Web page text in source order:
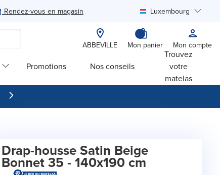
Rendez-vous en magasin Luxembourg
ABBEVILLE Mon panier Mon compte
Promotions Nos conseils
Trouvez
votre
matelas
Drap-housse Satin Beige
Bonnet 35 - 140x190 cm